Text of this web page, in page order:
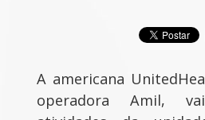
A americana
operadora Amil,